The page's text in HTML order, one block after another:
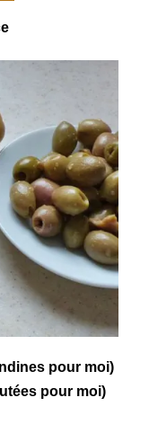
pour moi)
pour moi)